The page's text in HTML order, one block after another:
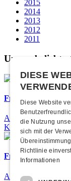
2015
2014
2013
2012
2011
Unsere
Frisch bestätigt:
Am Donnerstag,
Kulturfabrik
Frisch bestätigt: 25
Am Samstag, 26.
DIESE
Diese Website
die Nutzung
sich mit der
Richtlinie
Informationen